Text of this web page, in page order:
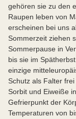
gehören sie zu den
Raupen leben von
erscheinen bei uns
Sommerzeit ziehen
Sommerpause in
bis sie im
einzige
Schutz als Falter
Sorbit und Eiweiße
Gefrierpunkt der
Temperaturen von